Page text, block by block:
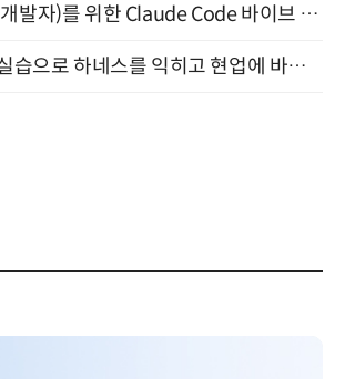
"모든 담당자(비개발자)를 위한 Claude Code 바이브 코딩 2-day 부트캠프" 9월 16~17일 개최
단 하루, 이론과 실습으로 하네스를 익히고 현업에 바로 쓰는 핸즈온 워크숍 (8/20)